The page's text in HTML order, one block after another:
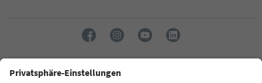
13
14
Taal: Nederlands